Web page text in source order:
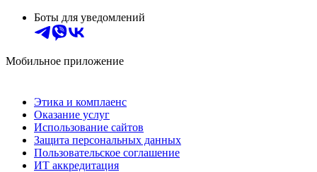
Боты для уведомлений
Мобильное приложение
Этика и комплаенс
Оказание услуг
Использование сайтов
Защита персональных данных
Пользовательское соглашение
ИТ аккредитация